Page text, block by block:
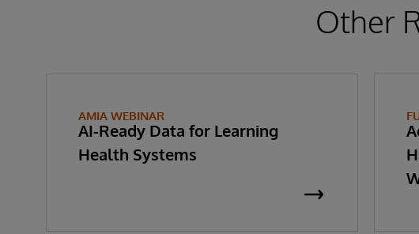
Other
AMIA WEBINAR
AI-Ready Data for Learning
Health Systems